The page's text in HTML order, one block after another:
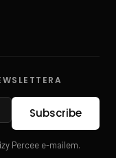
Percee e-mailem.